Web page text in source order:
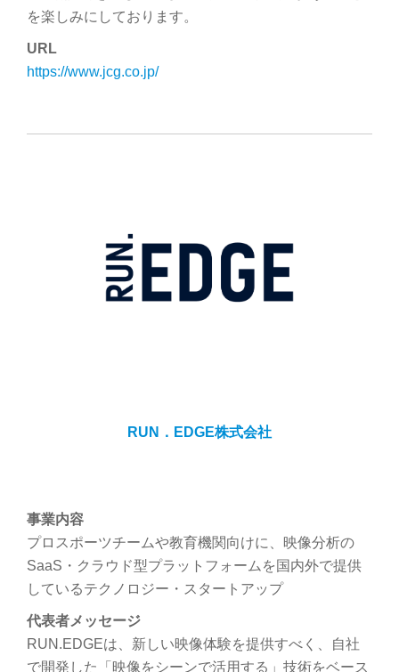
を楽しみにしております。
URL
https://www.jcg.co.jp/
RUN．EDGE株式会社
事業内容
プロスポーツチームや教育機関向けに、映像分析の
SaaS・クラウド型プラットフォームを国内外で提供
しているテクノロジー・スタートアップ
代表者メッセージ
RUN.EDGEは、新しい映像体験を提供すべく、自社
で開発した「映像をシーンで活用する」技術をベース